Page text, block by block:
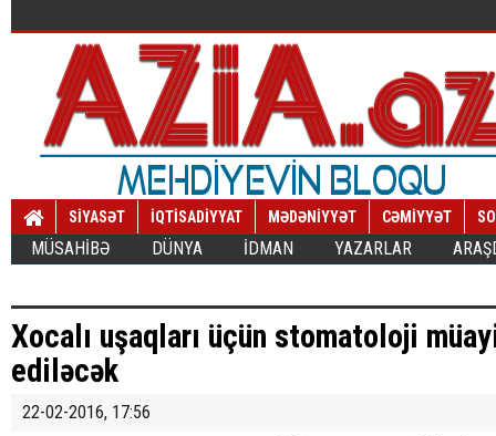
SİYASƏT İQTİSADİYYAT MƏDƏNİYYƏT CƏMİYYƏT
MÜSAHİBƏ DÜNYA İDMAN YAZARLAR
Xocalı uşaqları üçün stomatoloji
ediləcək
22-02-2016, 17:56